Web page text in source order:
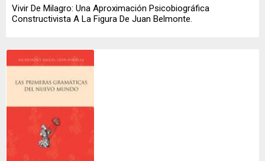
Vivir De Milagro: Una Aproximación Psicobiográfica
Constructivista A La Figura De Juan Belmonte.